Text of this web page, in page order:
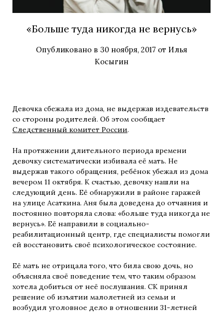
«Больше туда никогда не вернусь»
Опубликовано в 30 ноября, 2017 от Илья
Косыгин
Девочка сбежала из дома, не выдержав издевательств
со стороны родителей. Об этом сообщает
Следственный комитет России.
На протяжении длительного периода времени
девочку систематически избивала её мать. Не
выдержав такого обращения, ребёнок убежал из дома
вечером 11 октября. К счастью, девочку нашли на
следующий день. Её обнаружили в районе гаражей
на улице Асаткина. Аня была доведена до отчаяния и
постоянно повторяла слова: «больше туда никогда не
вернусь». Её направили в социально-
реабилитационный центр, где специалисты помогли
ей восстановить своё психологическое состояние.
Её мать не отрицала того, что била свою дочь, но
объясняла своё поведение тем, что таким образом
хотела добиться от неё послушания. СК принял
решение об изъятии малолетней из семьи и
возбудил уголовное дело в отношении 31-летней